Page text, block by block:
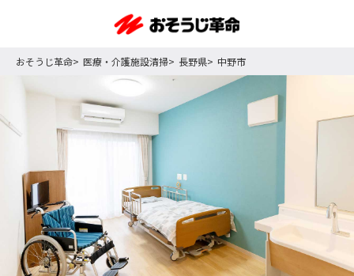
おそうじ革命 医療・介護施設清掃 長野県 中野市